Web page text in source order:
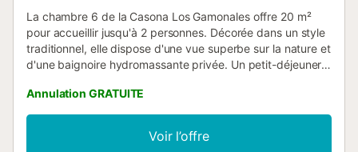
La chambre 6 de la Casona Los Gamonales offre 20 m²
pour accueillir jusqu'à 2 personnes. Décorée dans un style
traditionnel, elle dispose d'une vue superbe sur la nature et
d'une baignoire hydromassante privée. Un petit-déjeuner
également demander un lit bébé à l'avance. Tout est réuni
pour que vous profitiez d'un séjour confortable et
agréable, avec l'essentiel à disposition pour passer un
excellent moment. À la Casona Los Gamonales, à Carreño,
Annulation GRATUITE
Voir l’offre